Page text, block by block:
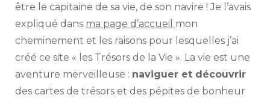
être le capitaine de sa vie, de son navire ! Je l’avais
expliqué dans ma page d’accueil mon
cheminement et les raisons pour lesquelles j’ai
créé ce site « les Trésors de la Vie ». La vie est une
aventure merveilleuse : naviguer et découvrir
des cartes de trésors et des pépites de bonheur